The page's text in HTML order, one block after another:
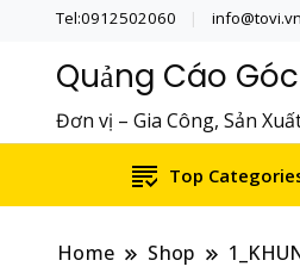
Tel:0912502060 info@tovi.vn
Quảng Cáo
Đơn vị – Gia Công, Sản
Top
Home Shop